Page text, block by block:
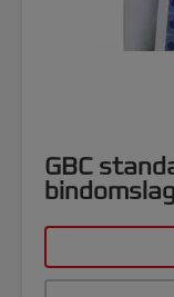
GBC